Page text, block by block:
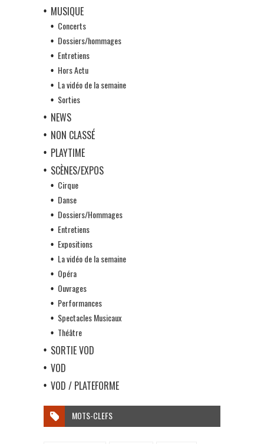
MUSIQUE
Concerts
Dossiers/hommages
Entretiens
Hors Actu
La vidéo de la semaine
Sorties
NEWS
NON CLASSÉ
PLAYTIME
SCÈNES/EXPOS
Cirque
Danse
Dossiers/Hommages
Entretiens
Expositions
La vidéo de la semaine
Opéra
Ouvrages
Performances
Spectacles Musicaux
Théâtre
SORTIE VOD
VOD
VOD / PLATEFORME
MOTS-CLEFS